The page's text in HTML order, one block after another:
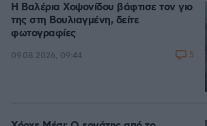
Η Βαλέρια Χοψονίδου βάφτισε τον γιο
της στη Βουλιαγμένη, δείτε
φωτογραφίες
09.08.2026, 09:44 5